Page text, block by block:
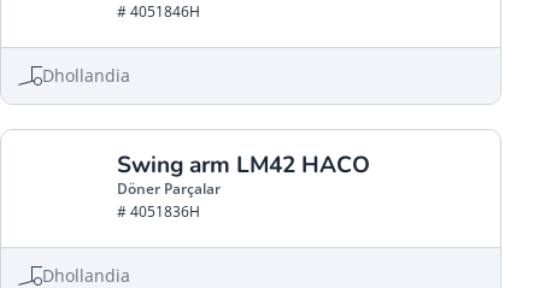
# 4051846H
Dhollandia
Swing arm LM42 HACO
Döner Parçalar
# 4051836H
Dhollandia